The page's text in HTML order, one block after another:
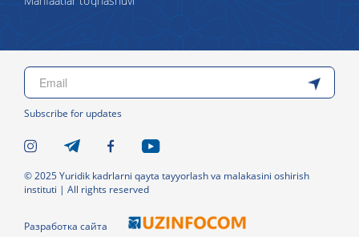
Subscribe for updates
© 2025 Yuridik kadrlarni qayta tayyorlash va malakasini oshirish
instituti | All rights reserved
Разработка сайта